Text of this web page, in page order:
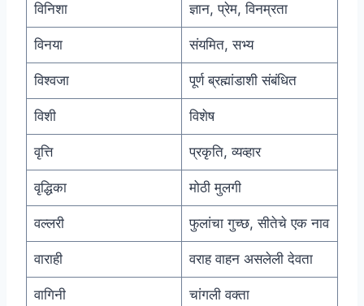
विनिशा ज्ञान, प्रेम, विनम्रता
विनया संयमित, सभ्य
विश्वजा पूर्ण ब्रह्मांडाशी संबंधित
विशी विशेष
वृत्ति प्रकृति, व्यव्हार
वृद्धिका मोठी मुलगी
वल्लरी फुलांचा गुच्छ, सीतेचे एक नाव
वाराही वराह वाहन असलेली देवता
वागिनी चांगली वक्ता